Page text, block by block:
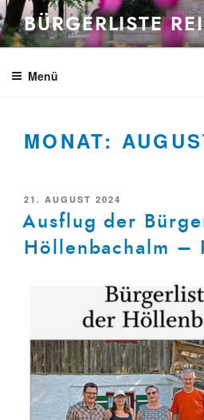
Zum
Inhalt
springen
BÜRGERLISTE
Menü
MONAT:
VERÖFFENTLICHT
AM
21. AUGUST 2024
Ausflug der
Höllenbachalm –